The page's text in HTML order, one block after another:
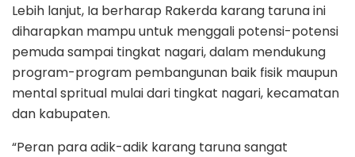
Lebih lanjut, Ia berharap Rakerda karang taruna ini
diharapkan mampu untuk menggali potensi-potensi
pemuda sampai tingkat nagari, dalam mendukung
program-program pembangunan baik fisik maupun
mental spritual mulai dari tingkat nagari, kecamatan
dan kabupaten.
“Peran para adik-adik karang taruna sangat